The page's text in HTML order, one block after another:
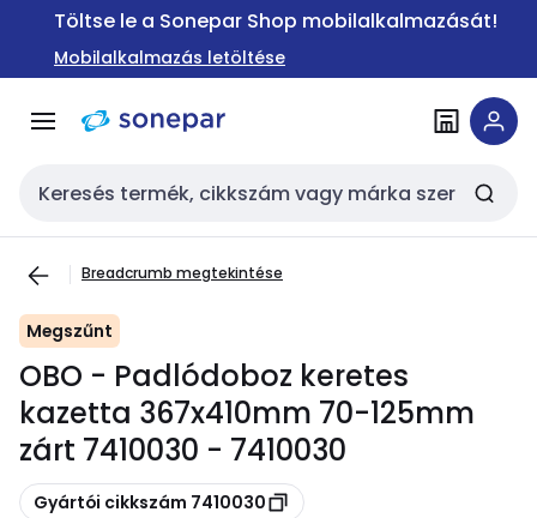
Ugrás a
Ugrás a
tartalomra
Töltse le a Sonepar Shop mobilalkalmazását!
Mobilalkalmazás letöltése
Keresési bemenet
Breadcrumb megtekintése
Megszűnt
OBO - Padlódoboz keretes
kazetta 367x410mm 70-125mm
zárt 7410030 - 7410030
Másolás
Gyártói cikkszám 7410030